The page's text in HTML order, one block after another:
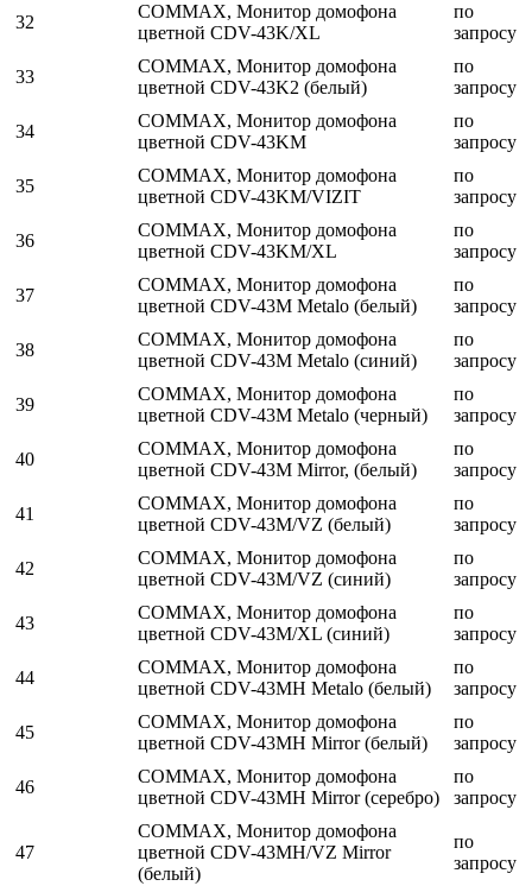
32
COMMAX, Монитор домофона
цветной CDV-43K/XL
по
запросу
33
COMMAX, Монитор домофона
цветной CDV-43K2 (белый)
по
запросу
34
COMMAX, Монитор домофона
цветной CDV-43KM
по
запросу
35
COMMAX, Монитор домофона
цветной CDV-43KM/VIZIT
по
запросу
36
COMMAX, Монитор домофона
цветной CDV-43KM/XL
по
запросу
37
COMMAX, Монитор домофона
цветной CDV-43M Metalo (белый)
по
запросу
38
COMMAX, Монитор домофона
цветной CDV-43M Metalo (синий)
по
запросу
39
COMMAX, Монитор домофона
цветной CDV-43M Metalo (черный)
по
запросу
40
COMMAX, Монитор домофона
цветной CDV-43M Mirror, (белый)
по
запросу
41
COMMAX, Монитор домофона
цветной CDV-43M/VZ (белый)
по
запросу
42
COMMAX, Монитор домофона
цветной CDV-43M/VZ (синий)
по
запросу
43
COMMAX, Монитор домофона
цветной CDV-43M/XL (синий)
по
запросу
44
COMMAX, Монитор домофона
цветной CDV-43MH Metalo (белый)
по
запросу
45
COMMAX, Монитор домофона
цветной CDV-43MH Mirror (белый)
по
запросу
46
COMMAX, Монитор домофона
цветной CDV-43MH Mirror (серебро)
по
запросу
47
COMMAX, Монитор домофона
цветной CDV-43MH/VZ Mirror
(белый)
по
запросу